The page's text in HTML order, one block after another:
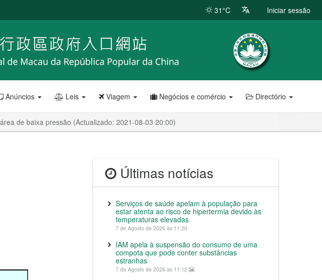
31°C Iniciar sessão
Anúncios Leis Viagem Negócios e comércio Directório
de baixa pressão (Actualizado: 2021-08-03 20:00)
Últimas notícias
Serviços de saúde apelam à população para
estar atenta ao risco de hipertermia devido às
temperaturas elevadas
7 de Agosto de 2026 às 11:20
IAM apela à suspensão do consumo de uma
compota que pode conter substâncias
estranhas
7 de Agosto de 2026 às 11:12